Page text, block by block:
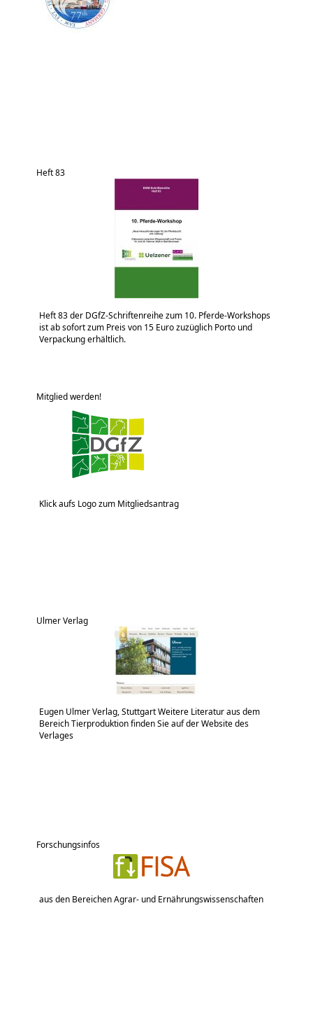
Heft 83
Heft 83 der DGfZ-Schriftenreihe zum 10. Pferde-Workshops
ist ab sofort zum Preis von 15 Euro zuzüglich Porto und
Verpackung erhältlich.
Mitglied werden!
Klick aufs Logo zum Mitgliedsantrag
Ulmer Verlag
Eugen Ulmer Verlag, Stuttgart Weitere Literatur aus dem
Bereich Tierproduktion finden Sie auf der Website des
Verlages
Forschungsinfos
aus den Bereichen Agrar- und Ernährungswissenschaften